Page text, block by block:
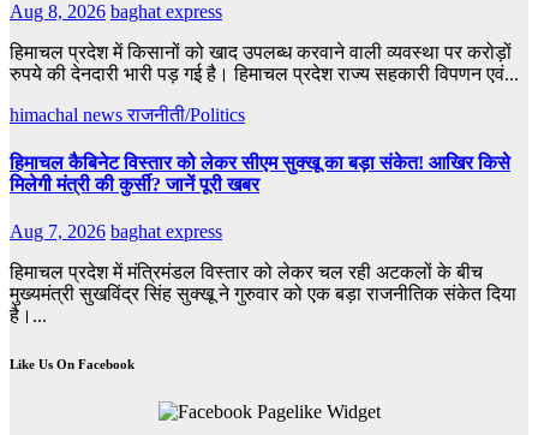
Aug 8, 2026 baghat express
हिमाचल प्रदेश में किसानों को खाद उपलब्ध करवाने वाली व्यवस्था पर करोड़ों
रुपये की देनदारी भारी पड़ गई है। हिमाचल प्रदेश राज्य सहकारी विपणन एवं...
himachal newsराजनीती/Politics
हिमाचल कैबिनेट विस्तार को लेकर सीएम सुक्खू का बड़ा संकेत! आखिर किसे
मिलेगी मंत्री की कुर्सी? जानें पूरी खबर
Aug 7, 2026 baghat express
हिमाचल प्रदेश में मंत्रिमंडल विस्तार को लेकर चल रही अटकलों के बीच
मुख्यमंत्री सुखविंद्र सिंह सुक्खू ने गुरुवार को एक बड़ा राजनीतिक संकेत दिया
है।...
Like Us On Facebook